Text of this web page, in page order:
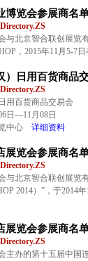
博览会参展商名
与北京智合联创展览
，2015年11月5-7
）日用百货商品
用百货商品交易会
日—11月08日
中心
详细资料
展览会参展商名
与北京智合联创展览
2014）”，于2014
展览会参展商名
主办的第十五届中国